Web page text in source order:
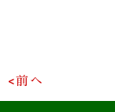
<前へ